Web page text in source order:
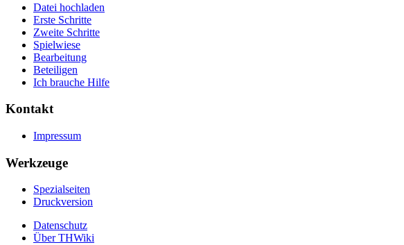
Datei hochladen
Erste Schritte
Zweite Schritte
Spielwiese
Bearbeitung
Beteiligen
Ich brauche Hilfe
Kontakt
Impressum
Werkzeuge
Spezialseiten
Druckversion
Datenschutz
Über THWiki